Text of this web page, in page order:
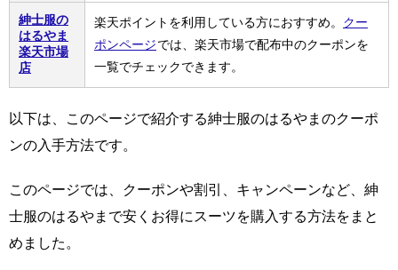
紳士服の
はるやま
楽天市場
店
楽天ポイントを利用している方におすすめ。 クー
ポンページでは、楽天市場で配布中のクーポンを
一覧でチェックできます。
以下は、このページで紹介する紳士服のはるやまのクーポ
ンの入手方法です。
このページでは、クーポンや割引、キャンペーンなど、紳
士服のはるやまで安くお得にスーツを購入する方法をまと
めました。